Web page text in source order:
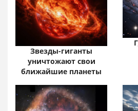
Звезды-гиганты
уничтожают свои
ближайшие планеты